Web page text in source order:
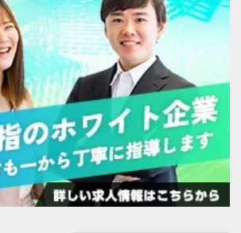
今すぐ会員登録
PC版サイトを見る
採用ご担当者様